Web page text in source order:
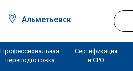
Альметьевск
Профессиональная
переподготовка
Сертификация
и СРО